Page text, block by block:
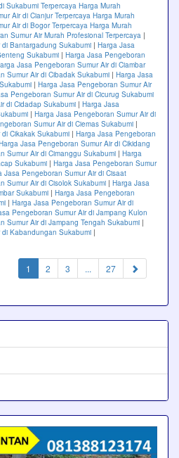
Sukabumi Terpercaya Harga Murah
Air di Cianjur Terpercaya Harga Murah
Air di Bogor Terpercaya Harga Murah
Sumur Air Murah Profesional Terpercaya |
Bantargadung Sukabumi | Harga Jasa
Sukabumi | Harga Jasa Pengeboran
Jasa Pengeboran Sumur Air di Ciambar
Sumur Air di Cibadak Sukabumi | Harga Jasa
| Harga Jasa Pengeboran Sumur Air
Pengeboran Sumur Air di Cicurug Sukabumi
di Cidadap Sukabumi | Harga Jasa
| Harga Jasa Pengeboran Sumur Air di
Sumur Air di Ciemas Sukabumi |
Cikakak Sukabumi | Harga Jasa Pengeboran
Jasa Pengeboran Sumur Air di Cikidang
Sumur Air di Cimanggu Sukabumi | Harga
Sukabumi | Harga Jasa Pengeboran Sumur
Jasa Pengeboran Sumur Air di Cisaat
Sumur Air di Cisolok Sukabumi | Harga Jasa
Sukabumi | Harga Jasa Pengeboran
| Harga Jasa Pengeboran Sumur Air di
Pengeboran Sumur Air di Jampang Kulon
Sumur Air di Jampang Tengah Sukabumi |
Kabandungan Sukabumi |
1 (current)
2 3 ... 27